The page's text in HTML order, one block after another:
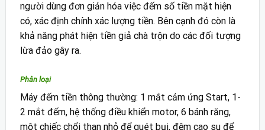
người dùng đơn giản hóa việc đếm số tiền mặt hiện
có, xác định chính xác lượng tiền. Bên cạnh đó còn là
khả năng phát hiện tiền giả chà trộn do các đối tượng
lừa đảo gây ra.
Phân loại
Máy đếm tiền thông thường: 1 mắt cảm ứng Start, 1-
2 mắt đếm, hệ thống điều khiển motor, 6 bánh răng,
một chiếc chổi than nhỏ để quét bụi, đệm cao su để